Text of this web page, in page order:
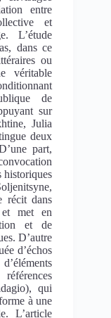
entre
et
L’étude
dans ce
ou
véritable
de
sur
Julia
deux
part,
historiques
récit dans
et met en
et de
D’autre
d’échos
qui
à une
L’article